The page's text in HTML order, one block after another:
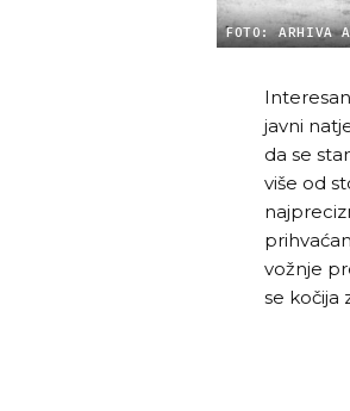
FOTO: ARHIVA
javni
da se
više od
vožnje
se kočija